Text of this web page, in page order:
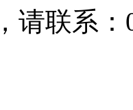
请联系：